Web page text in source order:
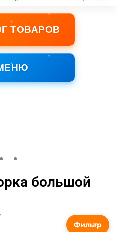
ТОВАРОВ
большой
Фильтр